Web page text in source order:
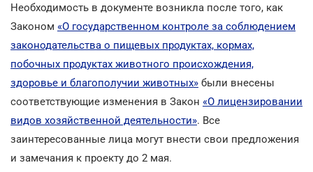
Необходимость в документе возникла после того, как
Законом «О государственном контроле за соблюдением
законодательства о пищевых продуктах, кормах,
побочных продуктах животного происхождения,
здоровье и благополучии животных» были внесены
соответствующие изменения в Закон «О лицензировании
видов хозяйственной деятельности». Все
заинтересованные лица могут внести свои предложения
и замечания к проекту до 2 мая.